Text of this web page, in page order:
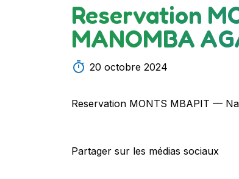
Reservation
MANOMBA
20 octobre 2024
Reservation MONTS MBAPIT —
Partager sur les médias sociaux